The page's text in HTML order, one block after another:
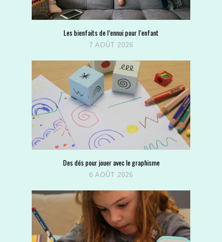
Les bienfaits de l’ennui pour l’enfant
7 AOÛT 2026
Des dés pour jouer avec le graphisme
6 AOÛT 2026